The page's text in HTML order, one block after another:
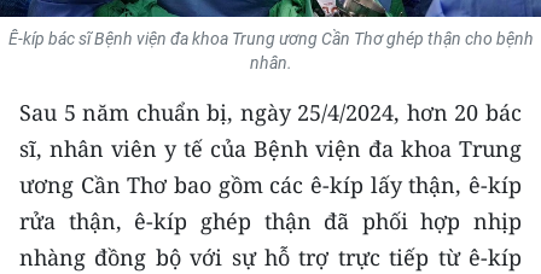
KHOA HỌC - CÔNG NGHỆ
BẠN ĐỌC
KIỂM CHỨNG THÔNG TIN
TRI THỨC CHUYÊN SÂU
Ê-kíp bác sĩ Bệnh viện đa khoa Trung ương Cần Thơ ghép thận cho bệnh
nhân.
Sau 5 năm chuẩn bị, ngày 25/4/2024, hơn 20 bác
sĩ, nhân viên y tế của Bệnh viện đa khoa Trung
ương Cần Thơ bao gồm các ê-kíp lấy thận, ê-kíp
rửa thận, ê-kíp ghép thận đã phối hợp nhịp
nhàng đồng bộ với sự hỗ trợ trực tiếp từ ê-kíp